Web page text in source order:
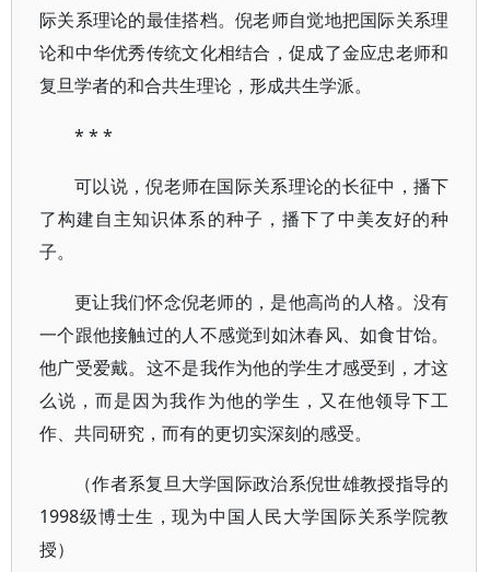
际关系理论的最佳搭档。倪老师自觉地把国际关系理
论和中华优秀传统文化相结合，促成了金应忠老师和
复旦学者的和合共生理论，形成共生学派。
* * *
可以说，倪老师在国际关系理论的长征中，播下
了构建自主知识体系的种子，播下了中美友好的种
子。
更让我们怀念倪老师的，是他高尚的人格。没有
一个跟他接触过的人不感觉到如沐春风、如食甘饴。
他广受爱戴。这不是我作为他的学生才感受到，才这
么说，而是因为我作为他的学生，又在他领导下工
作、共同研究，而有的更切实深刻的感受。
（作者系复旦大学国际政治系倪世雄教授指导的
1998级博士生，现为中国人民大学国际关系学院教
授）